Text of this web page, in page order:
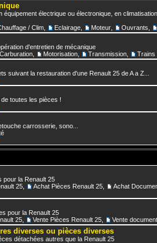
équipement électrique ou électronique, en
/ Clim Eclairage Moteur Ouvrants
d'entretien de mécanique
Motorisation Transmission Trains
suivant la restauration d'une Renault 25 de A a Z...
toutes les pièces !
carrosserie, sono...
pour la Renault 25
25 Achat Pièces Renault 25 Achat
pour la Renault 25
25 Vente Pièces Renault 25 Vente
diverses ou pièces diverses
détachées autres que la Renault 25